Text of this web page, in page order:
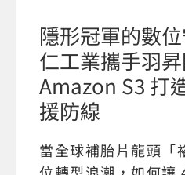
隱形冠軍的數
仁工業攜手羽
Amazon S3 打
援防線
當全球補胎片龍頭「